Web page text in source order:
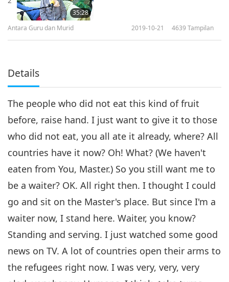
35:28
Antara Guru dan Murid 2019-10-21 4639 Tampilan
Details
The people who did not eat this kind of fruit
before, raise hand. I just want to give it to those
who did not eat, you all ate it already, where? All
countries have it now? Oh! What? (We haven't
eaten from You, Master.) So you still want me to
be a waiter? OK. All right then. I thought I could
go and sit on the Master's place. But since I'm a
waiter now, I stand here. Waiter, you know?
Standing and serving. I just watched some good
news on TV. A lot of countries open their arms to
the refugees right now. I was very, very, very